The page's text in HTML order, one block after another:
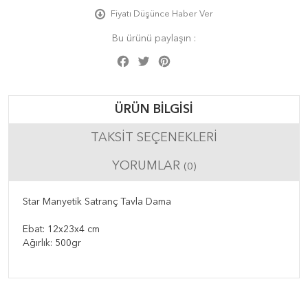
Fiyatı Düşünce Haber Ver
Bu ürünü paylaşın :
Facebook
Twitter
ÜRÜN BILGISI
TAKSIT SEÇENEKLERI
YORUMLAR (0)
Star Manyetik Satranç Tavla Dama
Ebat: 12x23x4 cm
Ağırlık: 500gr